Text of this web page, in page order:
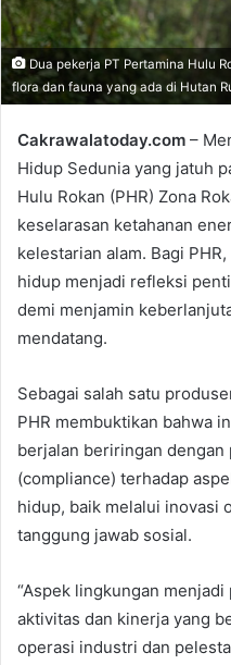
i
Dua pekerja PT Pertamina Hulu
flora dan fauna yang ada di Hutan
Cakrawalatoday.com –
Hidup Sedunia yang jatuh
Hulu Rokan (PHR) Zona
keselarasan ketahanan
kelestarian alam. Bagi
hidup menjadi refleksi
demi menjamin
mendatang.
Sebagai salah satu
PHR membuktikan bahwa
berjalan beriringan dengan
(compliance) terhadap
hidup, baik melalui inovasi
tanggung jawab sosial.
“Aspek lingkungan
aktivitas dan kinerja yang
operasi industri dan